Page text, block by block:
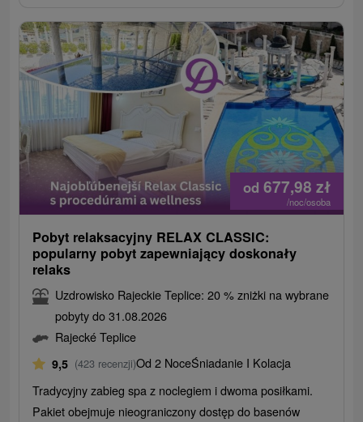
od 677,98 zł
/noc/osoba
Pobyt relaksacyjny RELAX CLASSIC:
popularny pobyt zapewniający doskonały
relaks
Uzdrowisko Rajeckie Teplice: 20 % zniżki na wybrane
pobyty do 31.08.2026
Rajecké Teplice
9,5 (423 recenzji)Od 2 NoceŚniadanie I Kolacja
Tradycyjny zabieg spa z noclegiem i dwoma posiłkami.
Pakiet obejmuje nieograniczony dostęp do basenów